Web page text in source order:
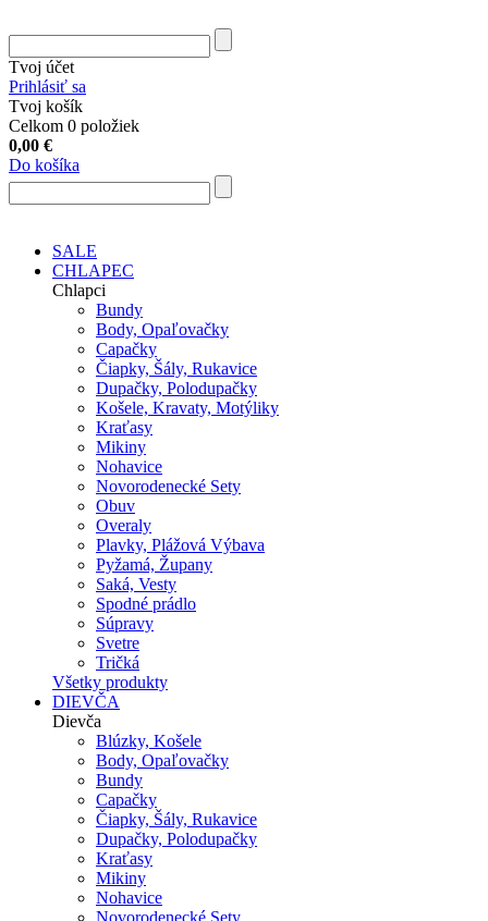
Tvoj účet
Prihlásiť sa
Tvoj košík
Celkom 0 položiek
0,00 €
Do košíka
SALE
CHLAPEC
Chlapci
Bundy
Body, Opaľovačky
Capačky
Čiapky, Šály, Rukavice
Dupačky, Polodupačky
Košele, Kravaty, Motýliky
Kraťasy
Mikiny
Nohavice
Novorodenecké Sety
Obuv
Overaly
Plavky, Plážová Výbava
Pyžamá, Župany
Saká, Vesty
Spodné prádlo
Súpravy
Svetre
Tričká
Všetky produkty
DIEVČA
Dievča
Blúzky, Košele
Body, Opaľovačky
Bundy
Capačky
Čiapky, Šály, Rukavice
Dupačky, Polodupačky
Kraťasy
Mikiny
Nohavice
Novorodenecké Sety